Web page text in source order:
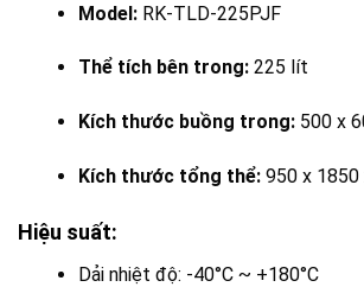
Model:RK-TLD-225PJF
Thể tích bên trong:225 lít
Kích thước buồng trong:500 x
Kích thước tổng thể:950 x 1850
Hiệu suất:
Dải nhiệt độ: -40°C ~ +180°C